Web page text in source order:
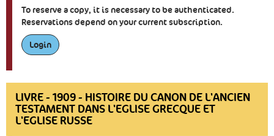
To reserve a copy, it is necessary to be authenticated.
Reservations depend on your current subscription.
Login
LIVRE - 1909 - HISTOIRE DU CANON DE L'ANCIEN
TESTAMENT DANS L'EGLISE GRECQUE ET
L'EGLISE RUSSE